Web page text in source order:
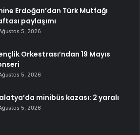
Erdoğan’dan Türk Mutfağı
paylaşımı
5, 2026
Orkestrası’ndan 19 Mayıs
5, 2026
minibüs kazası: 2 yaralı
5, 2026